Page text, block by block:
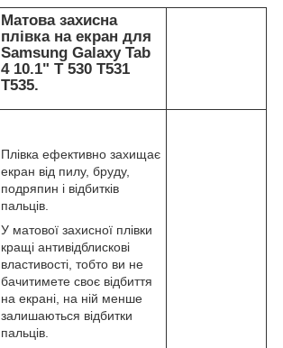
Матова захисна
плівка на екран для
Samsung Galaxy Tab
4 10.1" T 530 T531
T535.
Плівка ефективно захищає
екран від пилу, бруду,
подряпин і відбитків
пальців.
У матової захисної плівки
кращі антивідблискові
властивості, тобто ви не
бачитимете своє відбиття
на екрані, на ній менше
залишаються відбитки
пальців.